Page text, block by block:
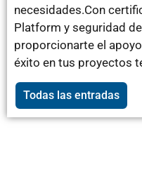
necesidades.Con
Platform y seguridad
proporcionarte el
éxito en tus proyectos
Todas las entradas